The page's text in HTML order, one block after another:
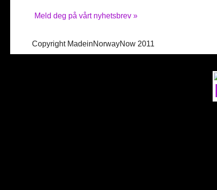
Meld deg på vårt nyhetsbrev »
Copyright MadeinNorwayNow 2011